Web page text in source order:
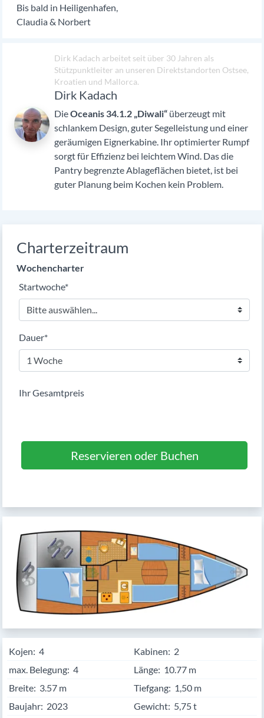
Bis bald in Heiligenhafen,
Claudia & Norbert
Dirk Kadach arbeitet seit über 30 Jahren als
Stützpunktleiter an unseren Direktstandorten Ostsee,
Kroatien und Mallorca.
Dirk Kadach
DieOceanis 34.1.2 „Diwali“ überzeugt mit
schlankem Design, guter Segelleistung und einer
geräumigen Eignerkabine. Ihr optimierter Rumpf
sorgt für Effizienz bei leichtem Wind. Das die
Pantry begrenzte Ablageflächen bietet, ist bei
guter Planung beim Kochen kein Problem.
Charterzeitraum
Wochencharter
Pflichtfeld
Startwoche*
Pflichtfeld
Dauer*
Ihr Gesamtpreis
Reservieren oder Buchen
Kojen: 4 Kabinen: 2
max. Belegung: 4 Länge: 10.77
Breite: 3.57 Tiefgang: 1,50 m
Baujahr: 2023 Gewicht: 5,75 t